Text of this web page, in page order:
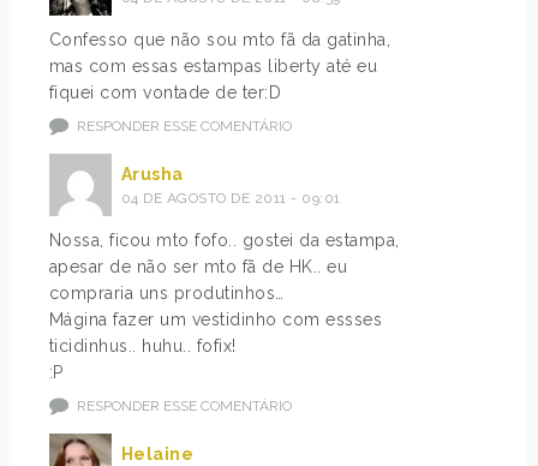
Confesso que não sou mto fã da gatinha,
mas com essas estampas liberty até eu
fiquei com vontade de ter:D
RESPONDER ESSE COMENTÁRIO
Arusha
04 DE AGOSTO DE 2011 - 09:01
Nossa, ficou mto fofo.. gostei da estampa,
apesar de não ser mto fã de HK.. eu
compraria uns produtinhos…
Mágina fazer um vestidinho com essses
ticidinhus.. huhu.. fofix!
:P
RESPONDER ESSE COMENTÁRIO
Helaine